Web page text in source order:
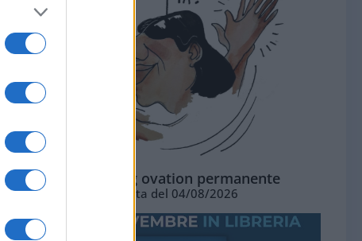
La standing ovation permanente
Vignetta del 04/08/2026